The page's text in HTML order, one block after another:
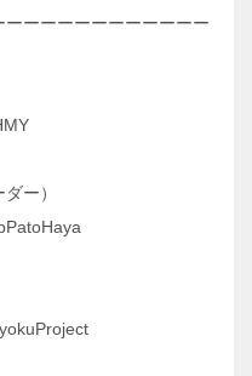
ーーーーーーーーーーー
ー）